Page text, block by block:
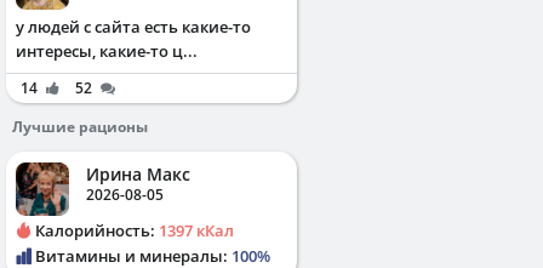
у людей с сайта есть какие-то
интересы, какие-то ц...
14
52
Лучшие рационы
Ирина Макс
2026-08-05
Калорийность: 1397 кКал
Витамины и минералы: 100%